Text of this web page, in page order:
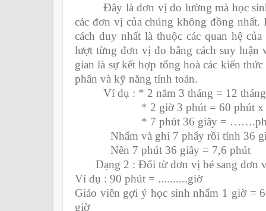
Đây là đơn vị đo lường mà học
các đơn vị của chúng không đồng
cách duy nhất là thuộc các quan hệ
lượt từng đơn vị đo bằng cách suy
gian là sự kết hợp tổng hoà các kiến
phân và kỹ năng tính toán.
Ví dụ : * 2 năm 3 tháng = 12
* 2 giờ 3 phút = 60 phút
* 7 phút 36 giây =
Nhẩm và ghi 7 phẩy rồi tính 36
Nên 7 phút 36 giây = 7,6 phút
Dạng 2 : Đổi từ đơn vị bé sang đơn
Ví dụ : 90 phút = ..........giờ
Giáo viên gợi ý học sinh nhẩm 1 giờ =
giờ